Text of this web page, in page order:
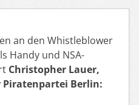
an den Whistleblower
Handy und NSA-
Christopher Lauer,
Piratenpartei Berlin: